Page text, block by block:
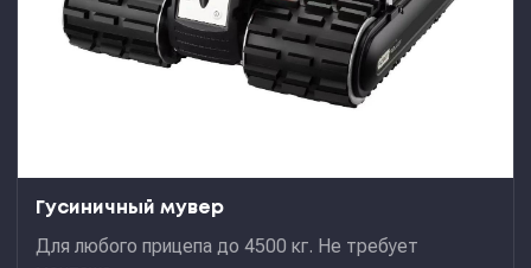
Гусиничный мувер
Для любого прицепа до 4500 кг. Не требует